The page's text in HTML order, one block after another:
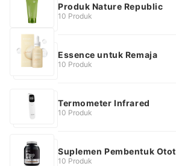
Produk Nature Republic
10 Produk
Essence untuk Remaja
10 Produk
Termometer Infrared
10 Produk
Suplemen Pembentuk Otot
10 Produk